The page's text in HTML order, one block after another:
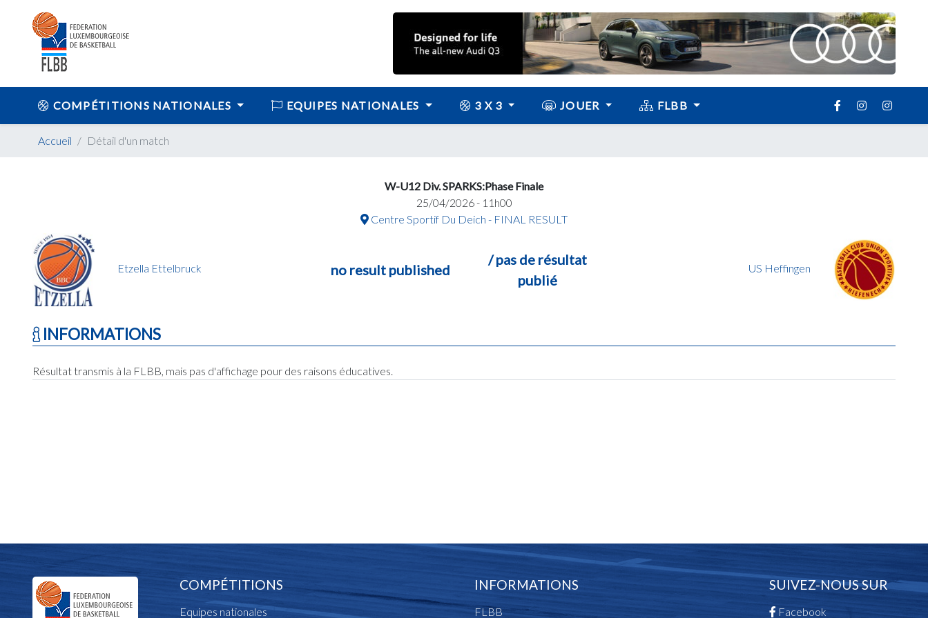
COMPÉTITIONS NATIONALES EQUIPES NATIONALES 3 X 3 JOUER FLBB
Accueil Détail d'un match
W-U12 Div. SPARKS:Phase Finale
25/04/2026 - 11h00
Centre Sportif Du Deich - FINAL RESULT
Etzella Ettelbruck no result published
/ pas de résultat
publié
US Heffingen
INFORMATIONS
Résultat transmis à la FLBB, mais pas d'affichage pour des raisons éducatives.
COMPÉTITIONS
Equipes nationales
INFORMATIONS
FLBB
SUIVEZ-NOUS SUR
Facebook